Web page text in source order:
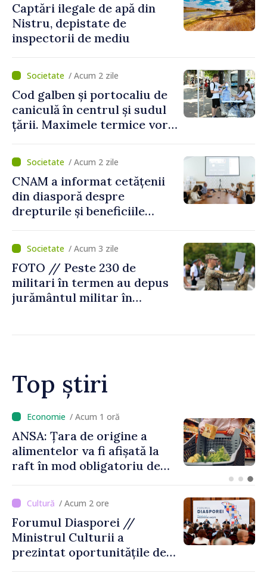
Captări ilegale de apă din
Nistru, depistate de
inspectorii de mediu
/ Acum 2 zile
Cod galben și portocaliu de
caniculă în centrul și sudul
țării. Maximele termice vor
/ Acum 2 zile
CNAM a informat cetățenii
din diasporă despre
drepturile și beneficiile
/ Acum 3 zile
FOTO // Peste 230 de
militari în termen au depus
jurământul militar în
Top știri
/ Acum 39 minute
VIDEO // Un TIR
înmatriculat în Republica
Moldova a intrat în două
România
/ Acum 2 ore
Forumul Diasporei //
Ministrul Culturii a
prezintat oportunitățile de